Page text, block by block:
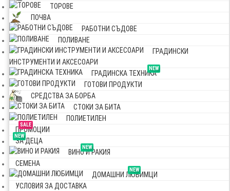
ТОРОВЕ
ПОЧВА
РАБОТНИ СЪДОВЕ
ПОЛИВАНЕ
ГРАДИНСКИ
ИНСТРУМЕНТИ И АКСЕСОАРИ
NEW
ГРАДИНСКА ТЕХНИКА
ГОТОВИ ПРОДУКТИ
СРЕДСТВА ЗА БОРБА
СТОКИ ЗА БИТА
ПОЛИЕТИЛЕН
SALE
ПРОМОЦИИ
NEW
ЗА ДЕЦА
NEW
ВИНО И РАКИЯ
СЕМЕНА
NEW
ДОМАШНИ ЛЮБИМЦИ
УСЛОВИЯ ЗА ДОСТАВКА